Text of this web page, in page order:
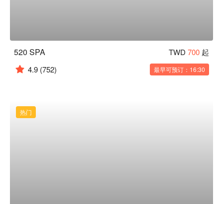
520 SPA TWD 700 起
4.9 (752) 最早可预订：16:30
热门